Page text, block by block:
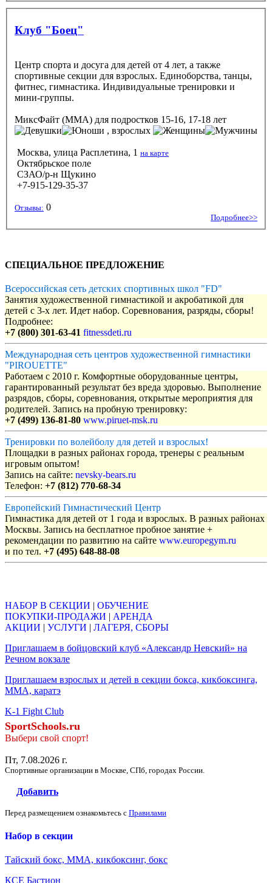
Клуб "Боец"
Центр спорта и досуга для детей от 4 лет, а также
спортивные секции для взрослых. Единоборства, танцы,
фитнес, гимнастика. Индивидуальные тренировки и
мини-группы.
МиксФайт (ММА) для подростков 15-16, 17-18 лет
, взрослых
Москва, улица Расплетина, 1 на карте
Октябрьское поле
СЗАО/р-н Щукино
+7-915-129-35-37
Отзывы: 0
Подробнее>>
СПЕЦИАЛЬНОЕ ПРЕДЛОЖЕНИЕ
Всероссийская сеть детских спортивных школ "FD"
Занятия художественной гимнастикой и акробатикой для
детей с 3-х лет. Идет набор. Соревнования, разряды, сборы!
Подробнее:
+7 (800) 301-63-41 fitnessdeti.ru
Международная сеть центров художественной гимнастики
"PIROUETTE"
Работаем с 2010 г. Комфортные оборудованные центры,
гарантированный результат без вреда здоровью. Выполнение
разрядов, сборы, соревнования, открытые мероприятия для
родителей. Запись на пробную тренировку:
+7 (499) 136-81-80 www.piruet-msk.ru
Тренировки по волейболу для детей и взрослых!
Площадки в разных районах города, тренеры с реальным
игровым опытом!
Запись на сайте: nevsky-bears.ru
Телефон: +7 (812) 770-68-34
Европейский Гимнастический Центр
Гимнастика для детей от 1 года и взрослых. В разных районах
Москвы. Запись на бесплатное пробное занятие +
рекомендации по развитию на сайте www.europegym.ru
и по тел. +7 (495) 648-88-08
НАБОР В СЕКЦИИ | ОБУЧЕНИЕ
ПОКУПКИ-ПРОДАЖИ | АРЕНДА
АКЦИИ | УСЛУГИ | ЛАГЕРЯ, СБОРЫ
Приглашаем в бойцовский клуб «Александр Невский» на
Речном вокзале
Приглашаем взрослых и детей в секции бокса, кикбоксинга,
ММА, каратэ
K-1 Fight Club
SportSchools.ru
Выбери свой спорт!
Пт, 7.08.2026 г.
Спортивные организации в Москве, СПб, городах России.
Добавить
Перед размещением ознакомьтесь с Правилами
Набор в секции
Тайский бокс, ММА, кикбоксинг, бокс
КСЕ Бастион